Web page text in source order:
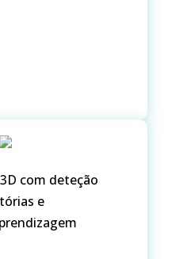
com deteção
e